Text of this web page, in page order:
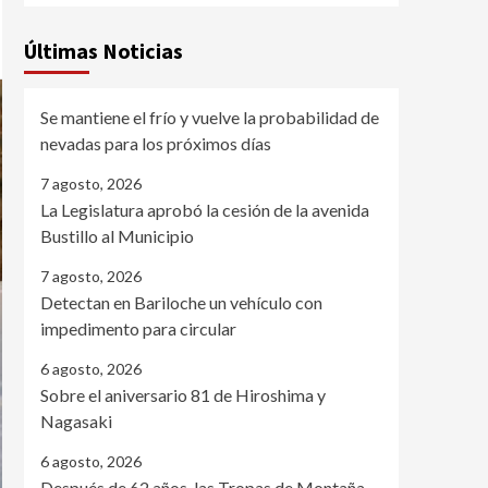
Últimas Noticias
Se mantiene el frío y vuelve la probabilidad de
nevadas para los próximos días
7 agosto, 2026
La Legislatura aprobó la cesión de la avenida
Bustillo al Municipio
7 agosto, 2026
Detectan en Bariloche un vehículo con
impedimento para circular
6 agosto, 2026
Sobre el aniversario 81 de Hiroshima y
Nagasaki
6 agosto, 2026